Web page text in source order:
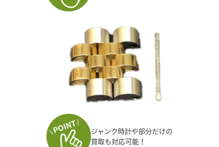
ジャンク時計や部分だけの
買取も対応可能！